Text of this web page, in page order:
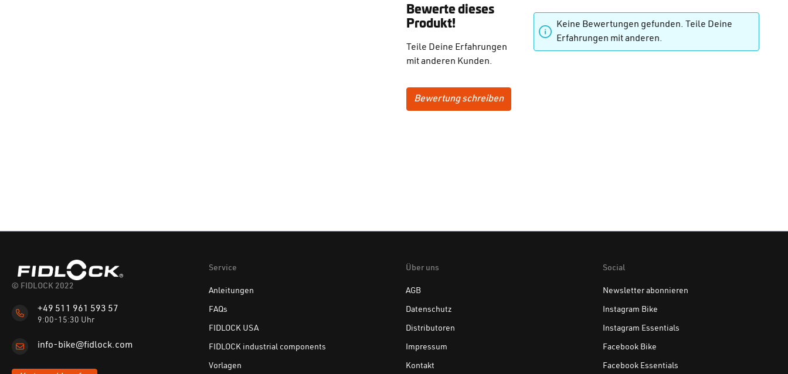
Durchschnittliche Bewertung von 0 von 5 Sternen
Bewerte dieses
Produkt!
Teile Deine Erfahrungen
mit anderen Kunden.
Bewertung schreiben
Keine Bewertungen gefunden. Teile Deine
Erfahrungen mit anderen.
© FIDLOCK 2022
+49 511 961 593 57
9:00-15:30 Uhr
info-bike@fidlock.com
Service
Anleitungen
FAQs
FIDLOCK USA
FIDLOCK industrial components
Vorlagen
Über uns
AGB
Datenschutz
Distributoren
Impressum
Kontakt
Social
Newsletter abonnieren
Instagram Bike
Instagram Essentials
Facebook Bike
Facebook Essentials